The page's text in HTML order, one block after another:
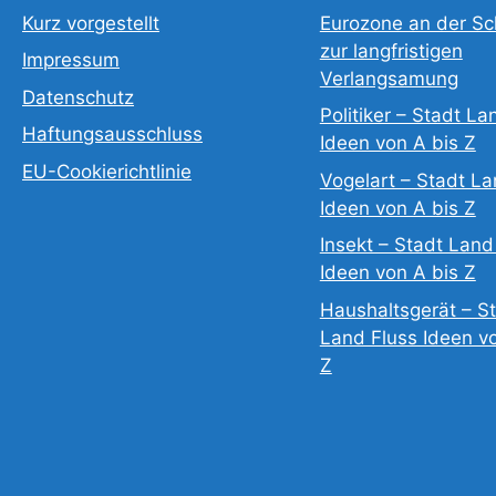
Kurz vorgestellt
Impressum
Datenschutz
Haftungsausschluss
EU-Cookierichtlinie
Eurozone an der
zur langfristigen
Verlangsamung
Politiker – Stadt
Ideen von A bis Z
Vogelart – Stadt
Ideen von A bis Z
Insekt – Stadt
Ideen von A bis Z
Haushaltsgerät –
Land Fluss Ideen
Z